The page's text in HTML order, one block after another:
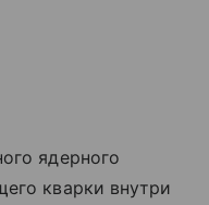
ядерного
кварки внутри